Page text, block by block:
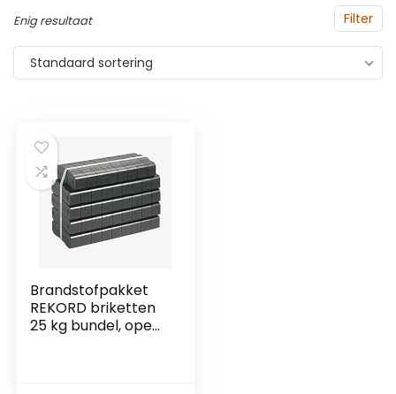
Filter
Enig resultaat
Standaard sortering
Brandstofpakket
REKORD briketten
25 kg bundel, open